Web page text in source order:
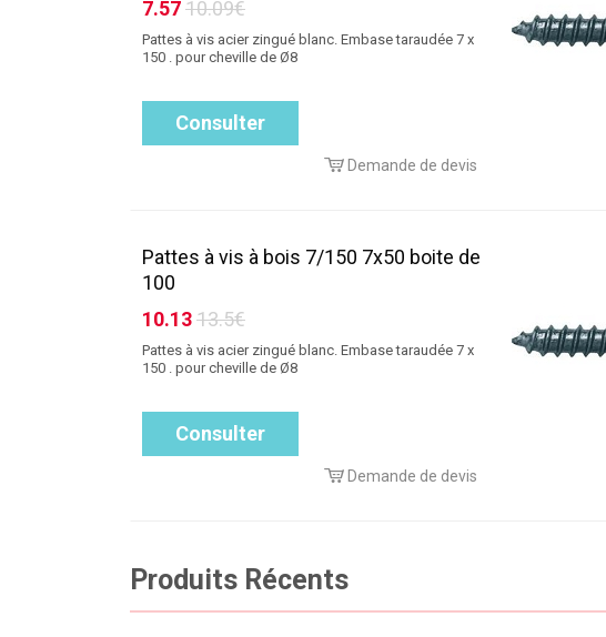
7.5710.09€
Pattes à vis acier zingué blanc. Embase taraudée 7 x
150 . pour cheville de Ø8
Consulter
Demande de devis
Pattes à vis à bois 7/150 7x50 boite de
100
10.1313.5€
Pattes à vis acier zingué blanc. Embase taraudée 7 x
150 . pour cheville de Ø8
Consulter
Demande de devis
Produits Récents